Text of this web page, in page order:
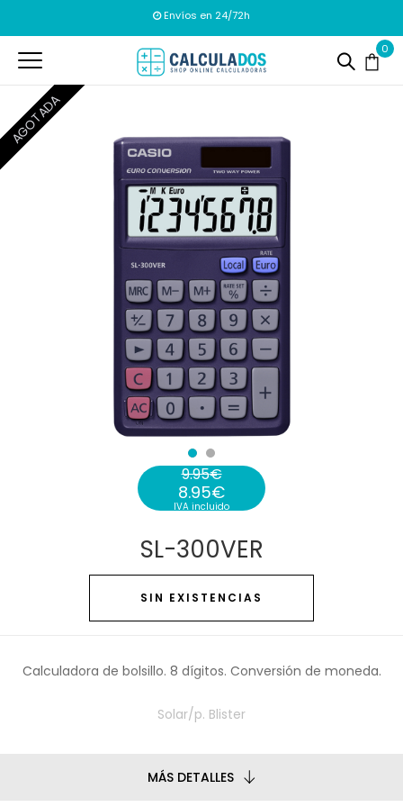
Envíos en 24/72h
Portes gratuitos a partir de 15€
0
AGOTADA
SL-300VER
9.95€
El precio original era: 9.95€.
8.95€
El precio actual es: 8.95€.
IVA incluido
SIN EXISTENCIAS
Calculadora de bolsillo. 8 dígitos. Conversión de moneda.
Solar/p. Blister
MÁS DETALLES